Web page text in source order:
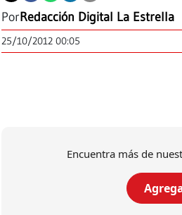
PorRedacción Digital La Estrella
25/10/2012 00:05
Encuentra más de